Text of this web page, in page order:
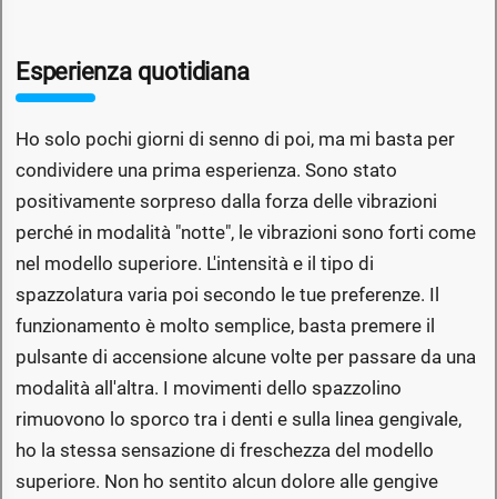
Esperienza quotidiana
Ho solo pochi giorni di senno di poi, ma mi basta per
condividere una prima esperienza. Sono stato
positivamente sorpreso dalla forza delle vibrazioni
perché in modalità "notte", le vibrazioni sono forti come
nel modello superiore. L'intensità e il tipo di
spazzolatura varia poi secondo le tue preferenze. Il
funzionamento è molto semplice, basta premere il
pulsante di accensione alcune volte per passare da una
modalità all'altra. I movimenti dello spazzolino
rimuovono lo sporco tra i denti e sulla linea gengivale,
ho la stessa sensazione di freschezza del modello
superiore. Non ho sentito alcun dolore alle gengive